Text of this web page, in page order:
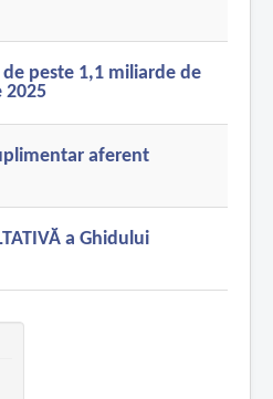
peste 1,1 miliarde de
2025
aferent
a Ghidului